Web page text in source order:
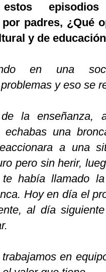
padres, ¿Qué
y de
en una
y eso se
la enseñanza,
una
a una
pero sin herir,
había llamado
Hoy en día el
al día
en